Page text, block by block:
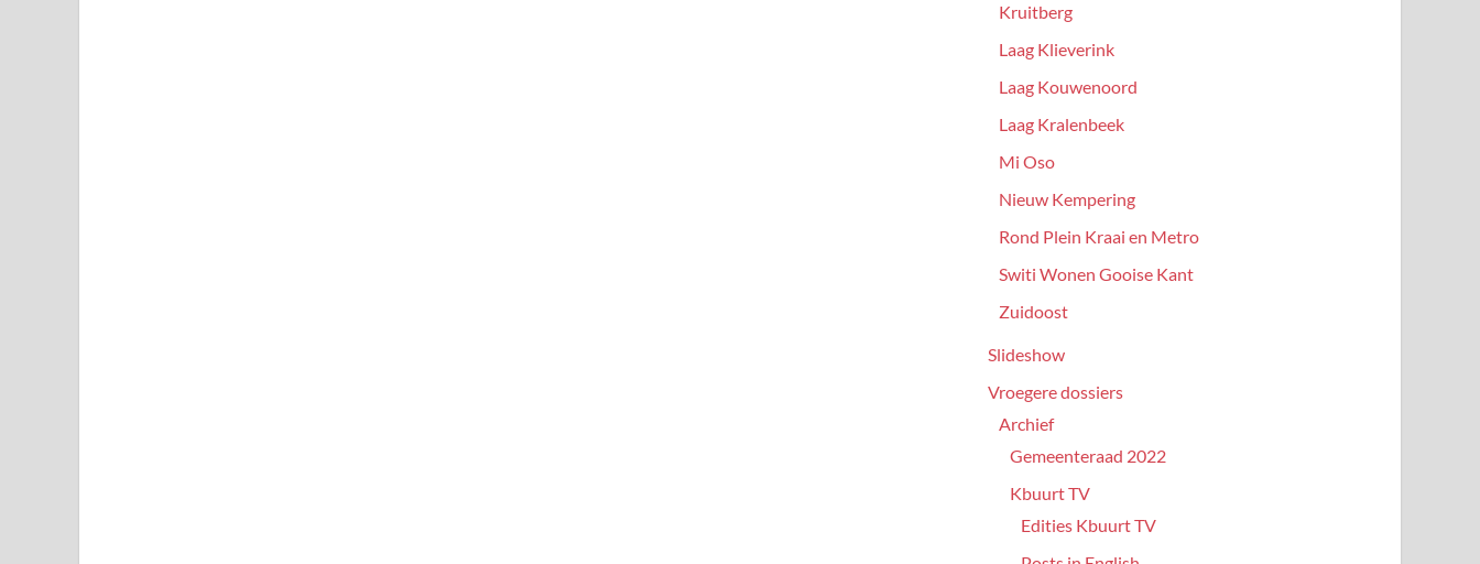
Kruitberg
Laag Klieverink
Laag Kouwenoord
Laag Kralenbeek
Mi Oso
Nieuw Kempering
Rond Plein Kraai en Metro
Switi Wonen Gooise Kant
Zuidoost
Slideshow
Vroegere dossiers
Archief
Gemeenteraad 2022
Kbuurt TV
Edities Kbuurt TV